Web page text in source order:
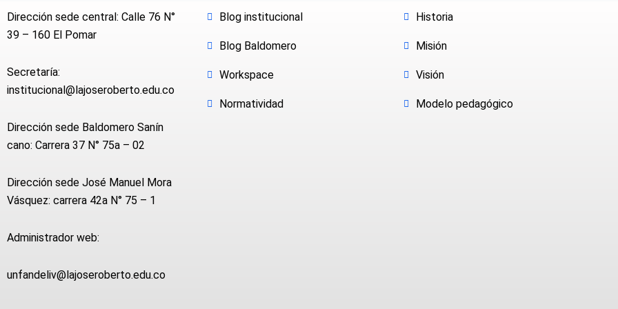
Dirección sede central: Calle 76 N°
39 – 160 El Pomar
Secretaría:
institucional@lajoseroberto.edu.co
Dirección sede Baldomero Sanín
cano: Carrera 37 N° 75a – 02
Dirección sede José Manuel Mora
Vásquez: carrera 42a N° 75 – 1
Administrador web:
unfandeliv@lajoseroberto.edu.co
Blog institucional
Blog Baldomero
Workspace
Normatividad
Historia
Misión
Visión
Modelo pedagógico